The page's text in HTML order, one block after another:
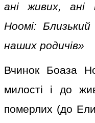
ані живих, ані
Ноомі:
наших родичів»
Вчинок Боаза
милості і до
померлих (до